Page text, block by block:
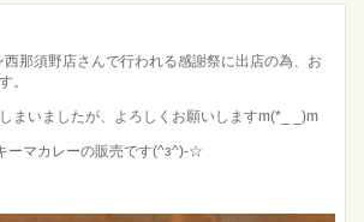
那須野店さんで行われる感謝祭に出店の為、お
。
まいましたが、よろしくお願いしますm(*_ _)m
ーマカレーの販売です(^з^)-☆